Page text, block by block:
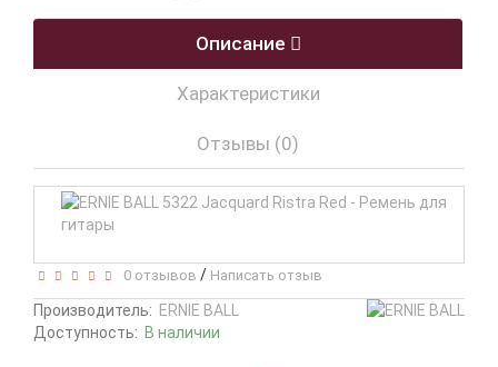
Описание
Характеристики
Отзывы (0)
0 отзывов / Написать отзыв
Производитель: ERNIE BALL
Доступность: В наличии